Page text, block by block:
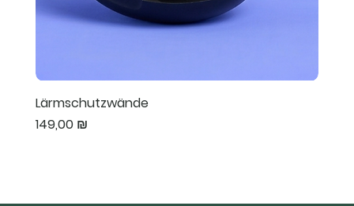
Lärmschutzwände
Preis
149,00 ₪